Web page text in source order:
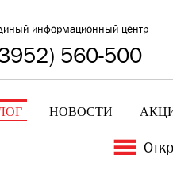
информационный центр
560-500
НОВОСТИ